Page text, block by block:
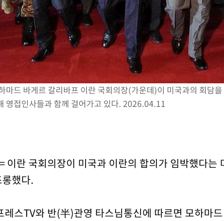
드 바게르 갈리바프 이란 국회의장(가운데)이 미국과의 회담
영접인사들과 함께 걸어가고 있다. 2026.04.11
이란 국회의장이 미국과 이란의 합의가 임박했다는
했다.
스TV와 반(半)관영 타스님통신에 따르면 모하마